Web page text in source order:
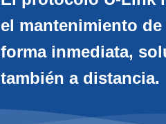
el mantenimiento
forma inmediata,
también a distancia.